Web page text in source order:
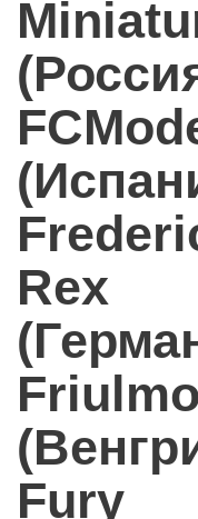
Rex
Fury